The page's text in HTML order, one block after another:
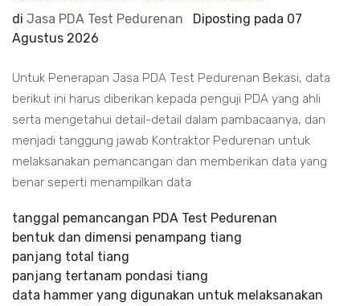
di Jasa PDA Test Pedurenan Diposting pada 07
Agustus 2026
Untuk Penerapan Jasa PDA Test Pedurenan Bekasi, data
berikut ini harus diberikan kepada penguji PDA yang ahli
serta mengetahui detail-detail dalam pambacaanya, dan
menjadi tanggung jawab Kontraktor Pedurenan untuk
melaksanakan pemancangan dan memberikan data yang
benar seperti menampilkan data
tanggal pemancangan PDA Test Pedurenan
bentuk dan dimensi penampang tiang
panjang total tiang
panjang tertanam pondasi tiang
data hammer yang digunakan untuk melaksanakan